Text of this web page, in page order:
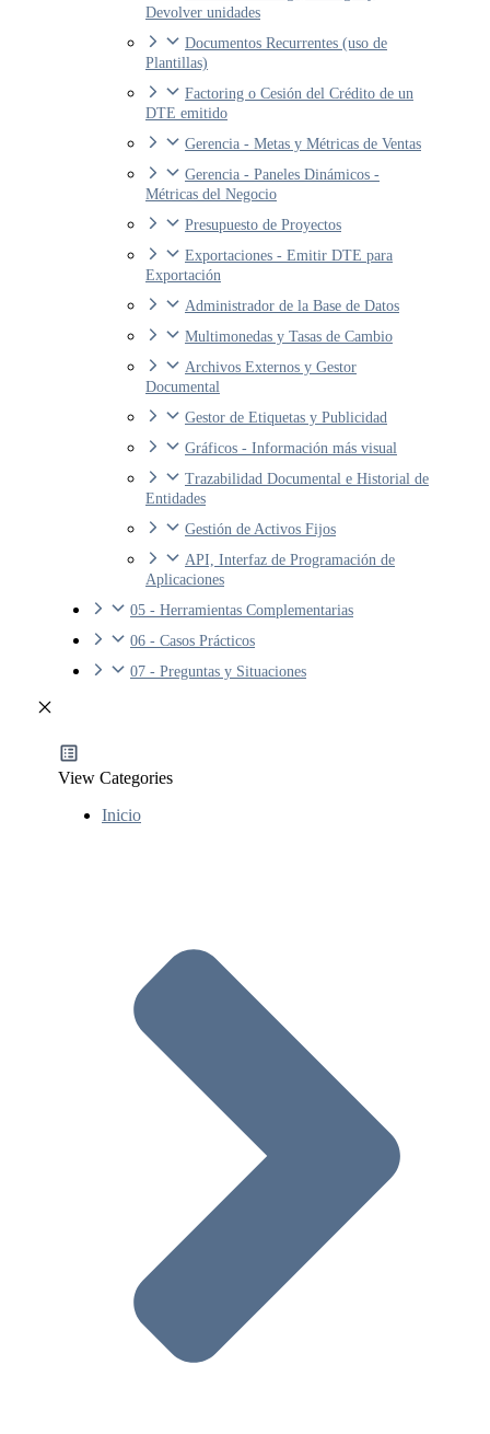
Devolver unidades
Documentos Recurrentes (uso de
Plantillas)
Factoring o Cesión del Crédito de un
DTE emitido
Gerencia - Metas y Métricas de Ventas
Gerencia - Paneles Dinámicos -
Métricas del Negocio
Presupuesto de Proyectos
Exportaciones - Emitir DTE para
Exportación
Administrador de la Base de Datos
Multimonedas y Tasas de Cambio
Archivos Externos y Gestor
Documental
Gestor de Etiquetas y Publicidad
Gráficos - Información más visual
Trazabilidad Documental e Historial de
Entidades
Gestión de Activos Fijos
API, Interfaz de Programación de
Aplicaciones
05 - Herramientas Complementarias
06 - Casos Prácticos
07 - Preguntas y Situaciones
View Categories
Inicio